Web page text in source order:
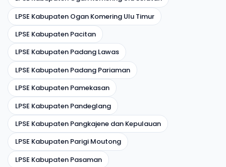
LPSE Kabupaten Ogan Komering Ulu Timur
LPSE Kabupaten Pacitan
LPSE Kabupaten Padang Lawas
LPSE Kabupaten Padang Pariaman
LPSE Kabupaten Pamekasan
LPSE Kabupaten Pandeglang
LPSE Kabupaten Pangkajene dan Kepulauan
LPSE Kabupaten Parigi Moutong
LPSE Kabupaten Pasaman